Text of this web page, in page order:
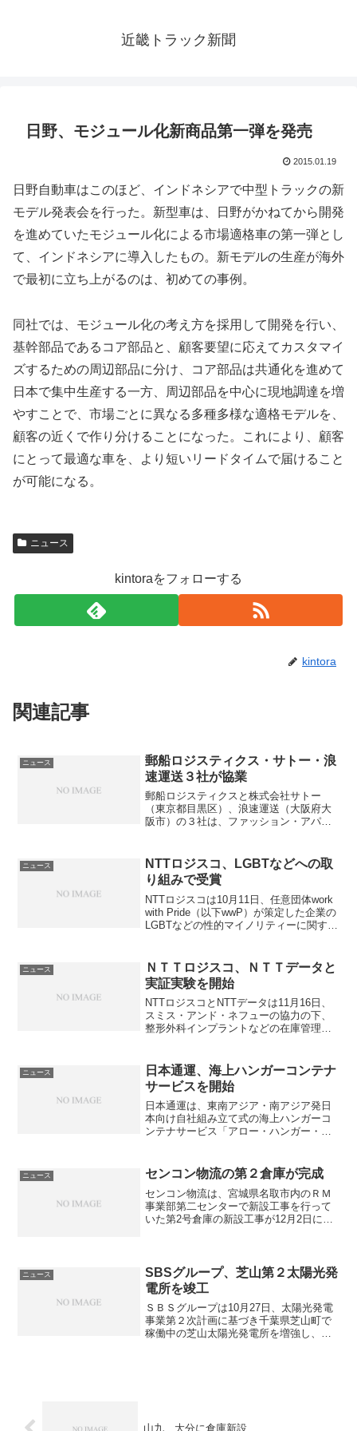
近畿トラック新聞
日野、モジュール化新商品第一弾を発売
2015.01.19
日野自動車はこのほど、インドネシアで中型トラックの新
モデル発表会を行った。新型車は、日野がかねてから開発
を進めていたモジュール化による市場適格車の第一弾とし
て、インドネシアに導入したもの。新モデルの生産が海外
で最初に立ち上がるのは、初めての事例。
同社では、モジュール化の考え方を採用して開発を行い、
基幹部品であるコア部品と、顧客要望に応えてカスタマイ
ズするための周辺部品に分け、コア部品は共通化を進めて
日本で集中生産する一方、周辺部品を中心に現地調達を増
やすことで、市場ごとに異なる多種多様な適格モデルを、
顧客の近くで作り分けることになった。これにより、顧客
にとって最適な車を、より短いリードタイムで届けること
が可能になる。
g
l
ニュース
kintoraをフォローする
kintora
関連記事
ニュース
郵船ロジスティクス・サトー・浪
速運送３社が協業
郵船ロジスティクスと株式会社サトー
（東京都目黒区）、浪速運送（大阪府大
阪市）の３社は、ファッション・アパレ
年春からサービス提供を開始する。2016
年から郵船ロジス...
ニュース
NTTロジスコ、LGBTなどへの取
り組みで受賞
NTTロジスコは10月11日、任意団体work
with Pride（以下wwP）が策定した企業の
LGBTなどの性的マイノリティーに関する
「PRIDE指標」は、...
ニュース
ＮＴＴロジスコ、ＮＴＴデータと
実証実験を開始
NTTロジスコとNTTデータは11月16日、
スミス・アンド・ネフューの協力の下、
整形外科インプラントなどの在庫管理が
実証実験を11月から開始した。この実証
実験では、...
ニュース
日本通運、海上ハンガーコンテナ
サービスを開始
日本通運は、東南アジア・南アジア発日
本向け自社組み立て式の海上ハンガーコ
ンテナサービス「アロー・ハンガー・キ
ジア・南アジアにシフトしているため、
同地域において専用のハ...
ニュース センコン物流の第２倉庫が完成
センコン物流は、宮城県名取市内のＲＭ
事業部第二センターで新設工事を行って
いた第2号倉庫の新設工事が12月2日に完
造となってい...
ニュース
SBSグループ、芝山第２太陽光発
電所を竣工
ＳＢＳグループは10月27日、太陽光発電
事業第２次計画に基づき千葉県芝山町で
稼働中の芝山太陽光発電所を増強し、９
山九、大分に倉庫新設